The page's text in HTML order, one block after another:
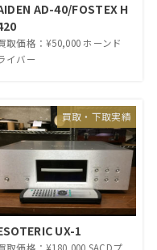
AD-40/FOSTEX H
取価格：¥50,000 ホーンド
イバー
買取・下取実績
UX-1